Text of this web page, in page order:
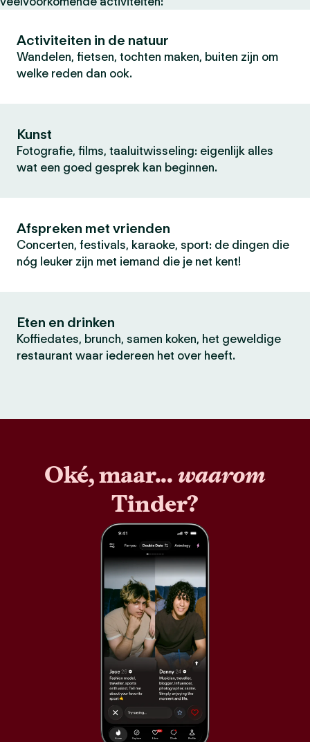
Activiteiten in de natuur
Wandelen, fietsen, tochten maken, buiten zijn om
welke reden dan ook.
Kunst
Fotografie, films, taaluitwisseling: eigenlijk alles
wat een goed gesprek kan beginnen.
Afspreken met vrienden
Concerten, festivals, karaoke, sport: de dingen die
nóg leuker zijn met iemand die je net kent!
Eten en drinken
Koffiedates, brunch, samen koken, het geweldige
restaurant waar iedereen het over heeft.
Oké, maar...waarom
Tinder?